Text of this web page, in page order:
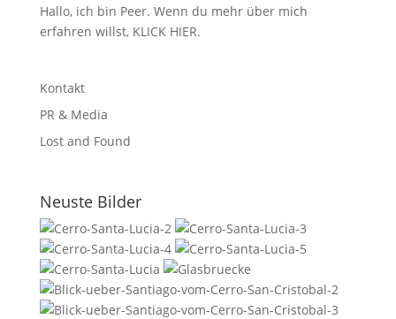
Hallo, ich bin Peer. Wenn du mehr über mich
erfahren willst, KLICK HIER.
Kontakt
PR & Media
Lost and Found
Neuste Bilder